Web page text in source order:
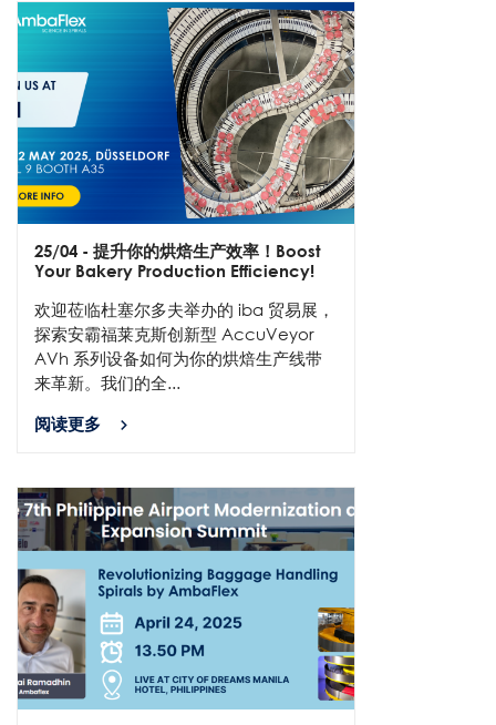
25/04 - 提升你的烘焙生产效率！Boost
Your Bakery Production Efficiency!
欢迎莅临杜塞尔多夫举办的 iba 贸易展，
探索安霸福莱克斯创新型 AccuVeyor
AVh 系列设备如何为你的烘焙生产线带
来革新。我们的全...
阅读更多